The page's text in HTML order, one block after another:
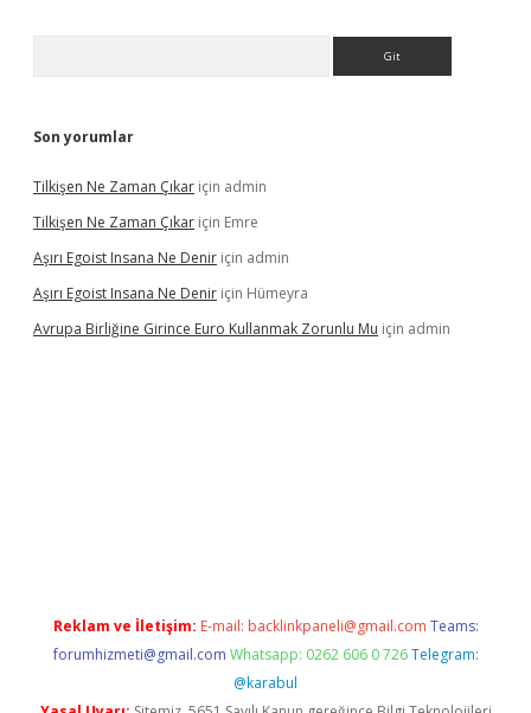
Son yorumlar
Tilkişen Ne Zaman Çıkar için admin
Tilkişen Ne Zaman Çıkar için Emre
Aşırı Egoist Insana Ne Denir için admin
Aşırı Egoist Insana Ne Denir için Hümeyra
Avrupa Birliğine Girince Euro Kullanmak Zorunlu Mu için admin
Reklam ve İletişim: E-mail: backlinkpaneli@gmail.com Teams:
forumhizmeti@gmail.com Whatsapp: 0262 606 0 726 Telegram:
@karabul